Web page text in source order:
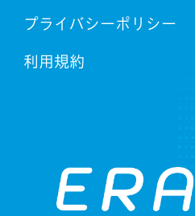
プライバシーポリシー
利用規約